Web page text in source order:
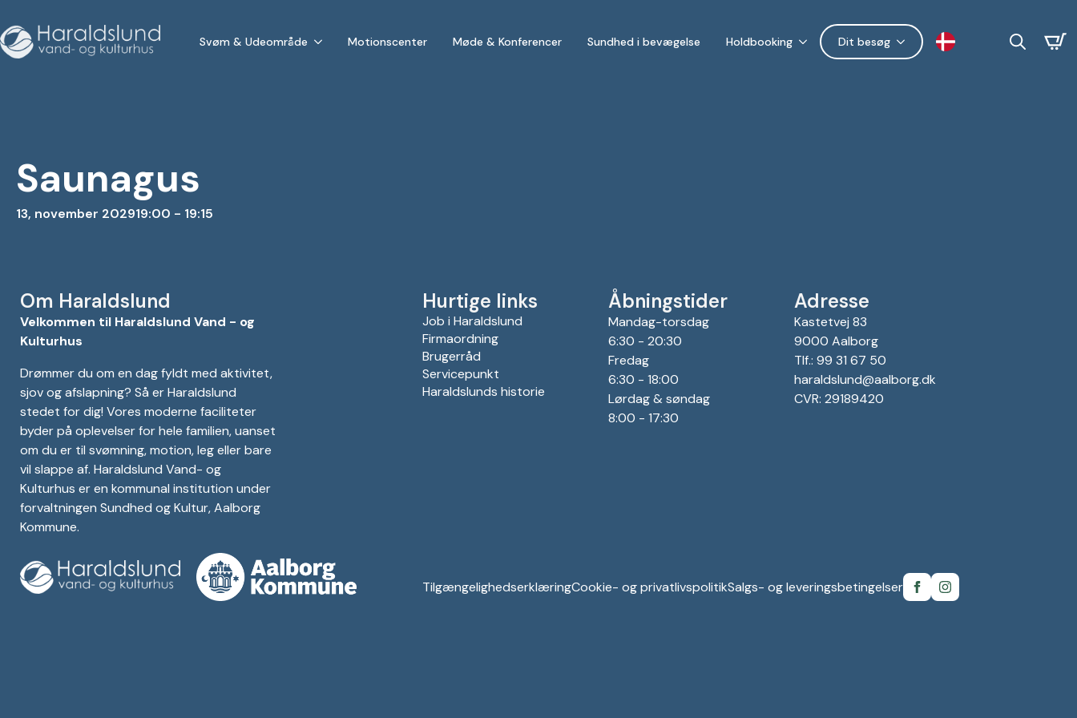
Svøm & Udeområde Motionscenter Møde & Konferencer Sundhed i bevægelse Holdbooking Dit besøg
Saunagus
13, november 202919:00 - 19:15
Om Haraldslund
Velkommen til Haraldslund Vand - og
Kulturhus
Drømmer du om en dag fyldt med aktivitet,
sjov og afslapning? Så er Haraldslund
stedet for dig! Vores moderne faciliteter
byder på oplevelser for hele familien, uanset
om du er til svømning, motion, leg eller bare
vil slappe af. Haraldslund Vand- og
Kulturhus er en kommunal institution under
forvaltningen Sundhed og Kultur, Aalborg
Kommune.
Hurtige links
Job i Haraldslund
Firmaordning
Brugerråd
Servicepunkt
Haraldslunds historie
Åbningstider
Mandag-torsdag
6:30 - 20:30
Fredag
6:30 - 18:00
Lørdag & søndag
8:00 - 17:30
Adresse
Kastetvej 83
9000 Aalborg
Tlf.: 99 31 67 50
haraldslund@aalborg.dk
CVR: 29189420
TilgængelighedserklæringCookie- og privatlivspolitikSalgs- og leveringsbetingelser